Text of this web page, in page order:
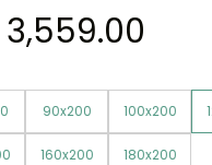
Załóż konto
3,559.00
90x200 100x200
160x200 180x200